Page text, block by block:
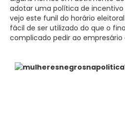
adotar uma política de
vejo este funil do horário
fácil de ser utilizado do que o
complicado pedir ao empresário